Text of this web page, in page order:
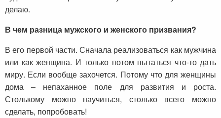
делаю.
В чем разница мужского и женского призвания?
В его первой части. Сначала реализоваться как мужчина
или как женщина. И только потом пытаться что-то дать
миру. Если вообще захочется. Потому что для женщины
дома – непаханное поле для развития и роста.
Столькому можно научиться, столько всего можно
сделать, попробовать!